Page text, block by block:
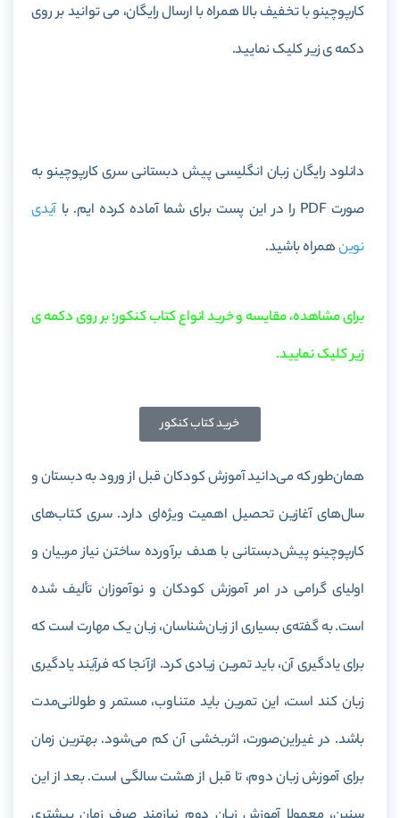
کارپوچینو با تخفیف بالا همراه با ارسال رایگان، می توانید بر روی
دکمه ی زیر کلیک نمایید.
دانلود رایگان زبان انگلیسی پیش دبستانی سری کارپوچینو به
صورت PDF را در این پست برای شما آماده کرده ایم. با
آیدی
نوینهمراه باشید.
برای مشاهده، مقایسه و خرید انواع کتاب کنکور؛ بر روی دکمه ی
زیر کلیک نمایید.
خرید کتاب کنکور
همان‌طور که می‌دانید آموزش کودکان قبل از ورود به دبستان و
سال‌های آغازین تحصیل اهمیت ویژه‌ای دارد. سری کتاب‌های
کارپوچینو پیش‌دبستانی با هدف برآورده ساختن نیاز مربیان و
اولیای گرامی در امر آموزش کودکان و نوآموزان تألیف شده
است.به گفته‌ی بسیاری از زبان‌شناسان، زبان یک مهارت است که
برای یادگیری آن، باید تمرین زیادی کرد. ازآنجا که فرآیند یادگیری
زبان کند است، این تمرین باید متناوب، مستمر و طولانی‌مدت
باشد. در غیراین‌صورت، اثربخشی آن کم می‌شود. بهترین زمان
برای آموزش زبان دوم، تا قبل از هشت سالگی است. بعد از این